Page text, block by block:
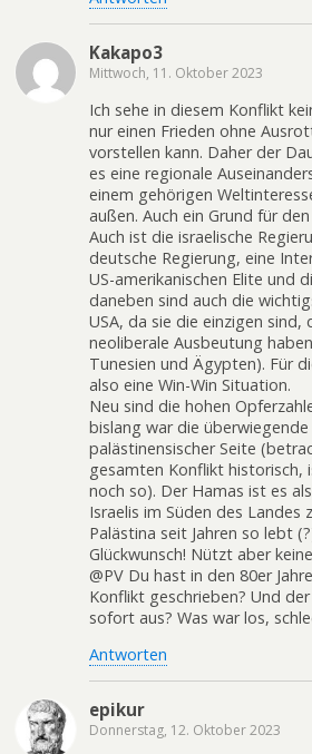
Kakapo3
Mittwoch, 11. Oktober 2023
Ich sehe in diesem Konflikt
nur einen Frieden ohne
vorstellen kann. Daher der
es eine regionale
einem gehörigen
außen. Auch ein Grund für
Auch ist die israelische
deutsche Regierung, eine
US-amerikanischen Elite und
daneben sind auch die
USA, da sie die einzigen sind,
neoliberale Ausbeutung
Tunesien und Ägypten). Für
also eine Win-Win Situation.
Neu sind die hohen
bislang war die
palästinensischer Seite
gesamten Konflikt historisch,
noch so). Der Hamas ist es
Israelis im Süden des Landes
Palästina seit Jahren so lebt
Glückwunsch! Nützt aber
@PV Du hast in den 80er
Konflikt geschrieben? Und
sofort aus? Was war los,
Antworten
epikur
Donnerstag, 12. Oktober 2023